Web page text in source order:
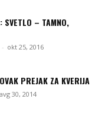
SVETLO – TAMNO,
- okt 25, 2016
PREJAK ZA KVERIJA
avg 30, 2014